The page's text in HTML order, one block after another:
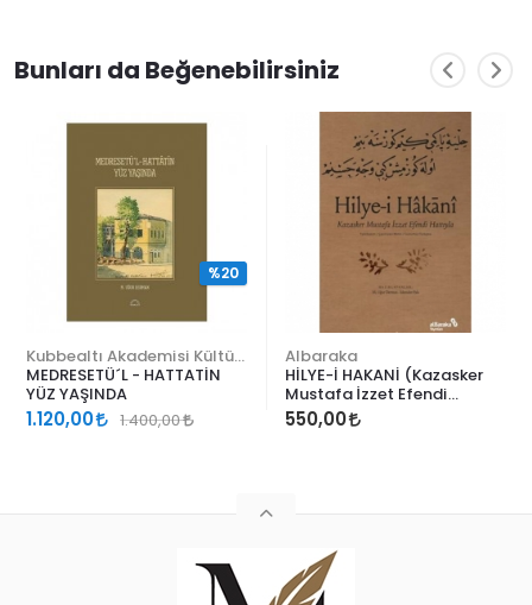
Bunları da Beğenebilirsiniz
MEDRESETÜ´L - HATTATİN
YÜZ YAŞINDA
1.120,00 1.400,00
%20
Albaraka
HİLYE-İ HAKANİ (Kazasker
Mustafa İzzet Efendi
Hattıyla)
550,00